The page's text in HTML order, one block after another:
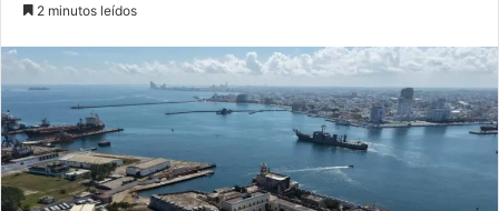
2 minutos leídos